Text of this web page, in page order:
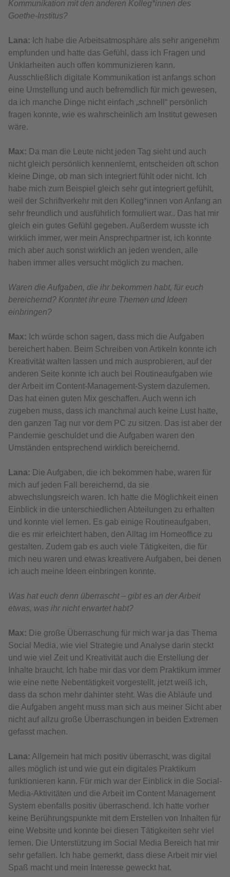
Kommunikation mit den anderen Kolleg*innen des
Goethe-Institus?
Lana: Ich habe die Arbeitsatmosphäre als sehr angenehm
empfunden und hatte das Gefühl, dass ich Fragen und
Unklarheiten auch offen kommunizieren kann.
Ausschließlich digitale Kommunikation ist anfangs schon
eine Umstellung und auch befremdlich für mich gewesen,
da ich manche Dinge nicht einfach „schnell“ persönlich
fragen konnte, wie es wahrscheinlich am Institut gewesen
wäre.
Max: Da man die Leute nicht jeden Tag sieht und auch
nicht gleich persönlich kennenlernt, entscheiden oft schon
kleine Dinge, ob man sich integriert fühlt oder nicht. Ich
habe mich zum Beispiel gleich sehr gut integriert gefühlt,
weil der Schriftverkehr mit den Kolleg*innen von Anfang an
sehr freundlich und ausführlich formuliert war.. Das hat mir
gleich ein gutes Gefühl gegeben. Außerdem wusste ich
wirklich immer, wer mein Ansprechpartner ist, ich konnte
mich aber auch sonst wirklich an jeden wenden, alle
haben immer alles versucht möglich zu machen.
Waren die Aufgaben, die ihr bekommen habt, für euch
bereichernd? Konntet ihr eure Themen und Ideen
einbringen?
Max: Ich würde schon sagen, dass mich die Aufgaben
bereichert haben. Beim Schreiben von Artikeln konnte ich
Kreativität walten lassen und mich ausprobieren, auf der
anderen Seite konnte ich auch bei Routineaufgaben wie
der Arbeit im Content-Management-System dazulernen.
Das hat einen guten Mix geschaffen. Auch wenn ich
zugeben muss, dass ich manchmal auch keine Lust hatte,
den ganzen Tag nur vor dem PC zu sitzen. Das ist aber der
Pandemie geschuldet und die Aufgaben waren den
Umständen entsprechend wirklich bereichernd.
Lana: Die Aufgaben, die ich bekommen habe, waren für
mich auf jeden Fall bereichernd, da sie
abwechslungsreich waren. Ich hatte die Möglichkeit einen
Einblick in die unterschiedlichen Abteilungen zu erhalten
und konnte viel lernen. Es gab einige Routineaufgaben,
die es mir erleichtert haben, den Alltag im Homeoffice zu
gestalten. Zudem gab es auch viele Tätigkeiten, die für
mich neu waren und etwas kreativere Aufgaben, bei denen
ich auch meine Ideen einbringen konnte.
Was hat euch denn überrascht – gibt es an der Arbeit
etwas, was ihr nicht erwartet habt?
Max: Die große Überraschung für mich war ja das Thema
Social Media, wie viel Strategie und Analyse darin steckt
und wie viel Zeit und Kreativität auch die Erstellung der
Inhalte braucht. Ich habe mir das vor dem Praktikum immer
wie eine nette Nebentätigkeit vorgestellt, jetzt weiß ich,
dass da schon mehr dahinter steht. Was die Abläufe und
die Aufgaben angeht muss man sich aus meiner Sicht aber
nicht auf allzu große Überraschungen in beiden Extremen
gefasst machen.
Lana: Allgemein hat mich positiv überrascht, was digital
alles möglich ist und wie gut ein digitales Praktikum
funktionieren kann. Für mich war der Einblick in die Social-
Media-Aktivitäten und die Arbeit im Content Management
System ebenfalls positiv überraschend. Ich hatte vorher
keine Berührungspunkte mit dem Erstellen von Inhalten für
eine Website und konnte bei diesen Tätigkeiten sehr viel
lernen. Die Unterstützung im Social Media Bereich hat mir
sehr gefallen. Ich habe gemerkt, dass diese Arbeit mir viel
Spaß macht und mein Interesse geweckt hat.